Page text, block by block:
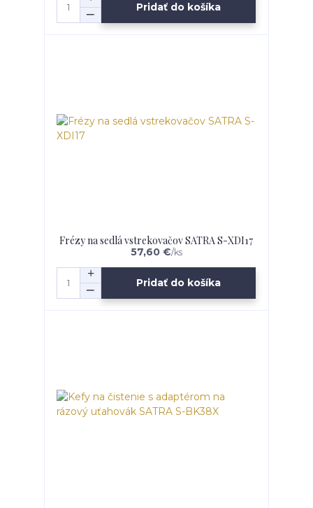
Pridať do košíka
Frézy na sedlá vstrekovačov SATRA S-XDI17
57,60 €/ks
Pridať do košíka